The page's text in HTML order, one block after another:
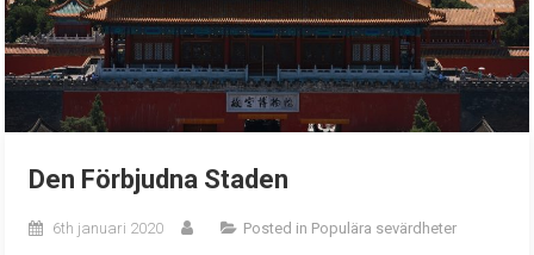
Den Förbjudna Staden
6th januari 2020 Posted in Populära sevärdheter